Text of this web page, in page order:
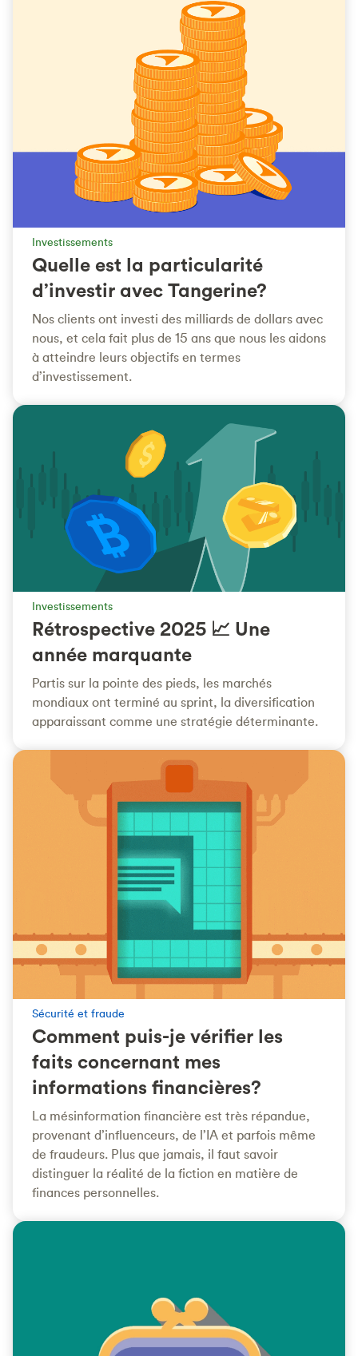
Investissements
Quelle est la particularité
d’investir avec Tangerine?
Nos clients ont investi des milliards de dollars avec
nous, et cela fait plus de 15 ans que nous les aidons
à atteindre leurs objectifs en termes
d’investissement.
Investissements
Rétrospective 2025 📈 Une
année marquante
Partis sur la pointe des pieds, les marchés
mondiaux ont terminé au sprint, la diversification
apparaissant comme une stratégie déterminante.
Sécurité et fraude
Comment puis-je vérifier les
faits concernant mes
informations financières?
La mésinformation financière est très répandue,
provenant d’influenceurs, de l’IA et parfois même
de fraudeurs. Plus que jamais, il faut savoir
distinguer la réalité de la fiction en matière de
finances personnelles.